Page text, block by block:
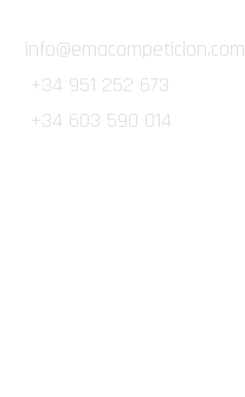
info@emacompeticion.com
+34 951 252 673
+34 603 590 014